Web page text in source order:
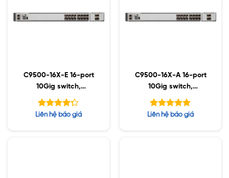
C9500-16X-E 16-port
10Gig switch,
Essentials
Được xếp
Liên hệ báo giá
C9500-16X-A 16-port
10Gig switch,
Advantage
Được xếp
Liên hệ báo giá